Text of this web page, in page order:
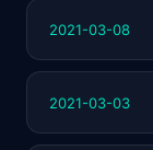
2021-03-08
2021-03-03